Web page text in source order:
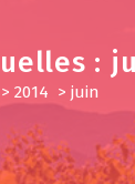
:
> 2014 > juin